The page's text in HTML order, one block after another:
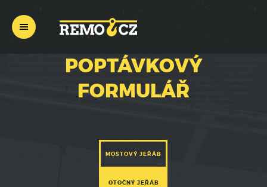
REMO
CZ
POPTÁVKOVÝ
FORMULÁŘ
MOSTOVÝ JEŘÁB
OTOČNÝ JEŘÁB